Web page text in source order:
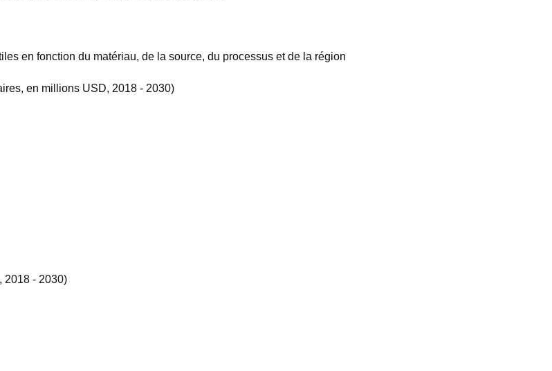
en fonction du matériau, de la source, du processus et de la région
en millions USD, 2018 - 2030)
2018 - 2030)